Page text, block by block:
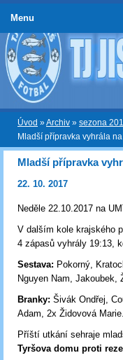
Úvod »Archiv » sezona
Mladší přípravka vyhrála
Mladší přípravka
22. 10. 2017
Neděle 22.10.2017 na
V dalším kole krajského
4 zápasů vyhrály 19:13,
Sestava: Pokorný,
Nguyen Nam,
Branky: Šivák Ondřej,
Adam, 2x Židovová
Příští utkání sehraje
Tyršova domu proti
Menu